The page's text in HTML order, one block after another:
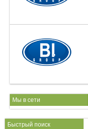
Мы в сети
Быстрый поиск